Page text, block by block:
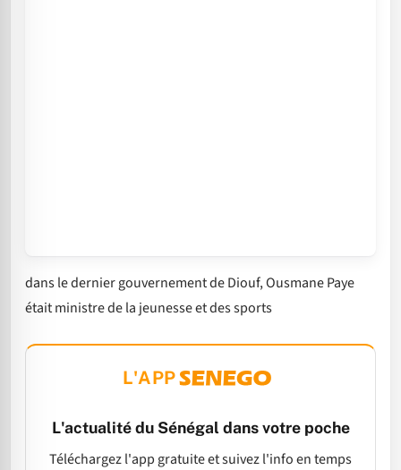
dans le dernier gouvernement de Diouf, Ousmane Paye
était ministre de la jeunesse et des sports
L'APP
L'actualité du Sénégal dans votre poche
Téléchargez l'app gratuite et suivez l'info en temps